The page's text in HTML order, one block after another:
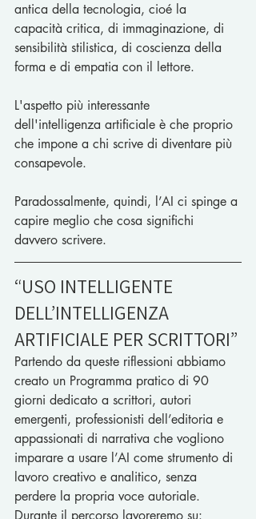
antica della tecnologia, cioé la
capacità critica, di immaginazione, di
sensibilità stilistica, di coscienza della
forma e di empatia con il lettore.
L'aspetto più interessante
dell'intelligenza artificiale è che proprio
che impone a chi scrive di diventare più
consapevole.
Paradossalmente, quindi, l’AI ci spinge a
capire meglio che cosa significhi
davvero scrivere.
“USO INTELLIGENTE
DELL’INTELLIGENZA
ARTIFICIALE PER SCRITTORI”
Partendo da queste riflessioni abbiamo
creato un Programma pratico di 90
giorni dedicato a scrittori, autori
emergenti, professionisti dell’editoria e
appassionati di narrativa che vogliono
imparare a usare l’AI come strumento di
lavoro creativo e analitico, senza
perdere la propria voce autoriale.
Durante il percorso lavoreremo su: